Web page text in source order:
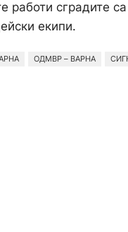
сградите
екипи.
ОДМВР – ВАРНА